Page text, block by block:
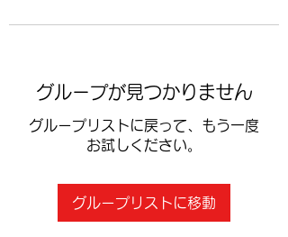
グループが見つかりません
グループリストに戻って、もう一度
お試しください。
グループリストに移動